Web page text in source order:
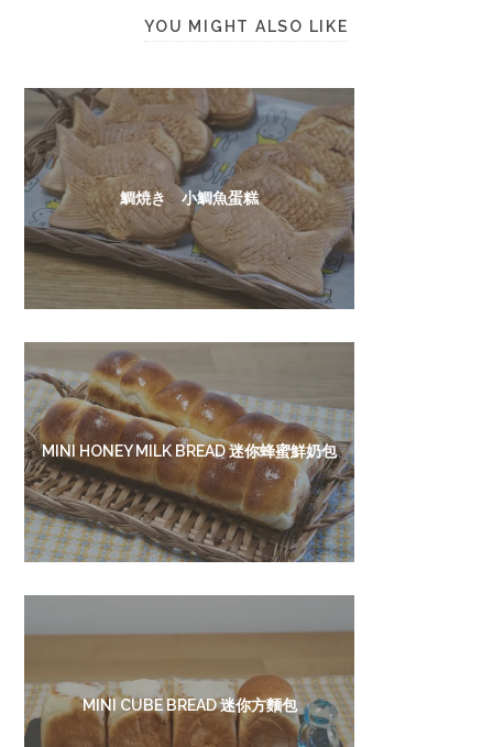
YOU MIGHT ALSO LIKE
鯛焼き 小鯛魚蛋糕
MINI HONEY MILK BREAD 迷你蜂蜜鮮奶包
MINI CUBE BREAD 迷你方麵包